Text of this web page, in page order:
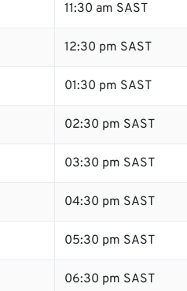
11:30 am SAST
12:30 pm SAST
01:30 pm SAST
02:30 pm SAST
03:30 pm SAST
04:30 pm SAST
05:30 pm SAST
06:30 pm SAST